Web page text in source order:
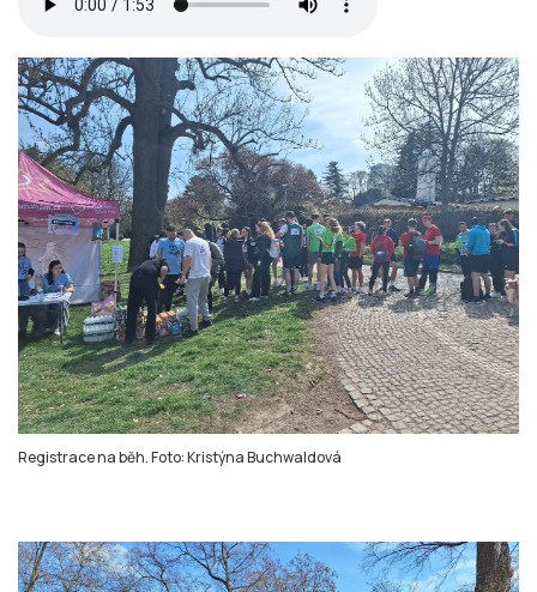
Registrace na běh. Foto: Kristýna Buchwaldová